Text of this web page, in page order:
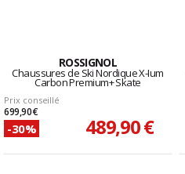
ROSSIGNOL
Chaussures de Ski Nordique X-Ium
Carbon Premium+ Skate
Prix conseillé
699,90 €
-30% 489,90 €